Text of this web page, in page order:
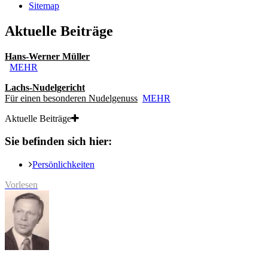
Sitemap
Aktuelle Beiträge
Hans-Werner Müller
MEHR
Lachs-Nudelgericht
Für einen besonderen Nudelgenuss MEHR
Aktuelle Beiträge
Sie befinden sich hier:
Persönlichkeiten
Vorlesen